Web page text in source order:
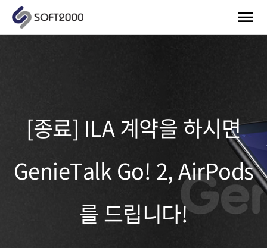
[종료] ILA 계약을 하시면
GenieTalk Go! 2, AirPods
를 드립니다!